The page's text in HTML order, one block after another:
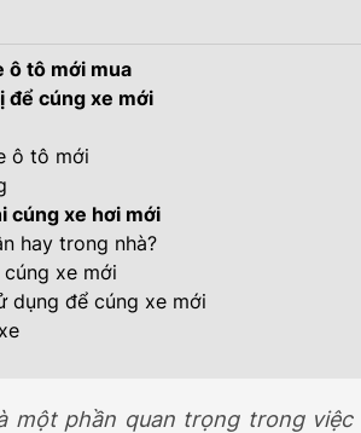
(333KM)
ô tô mới mua
để cúng xe mới
ô tô mới
cúng xe hơi mới
hay trong nhà?
xe mới
dụng để cúng xe mới
một phần quan trọng trong